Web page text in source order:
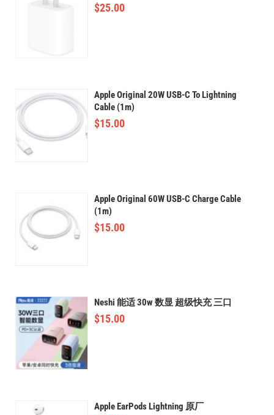
$25.00
Apple Original 20W USB-C To Lightning
Cable (1m)
$15.00
Apple Original 60W USB-C Charge Cable
(1m)
$15.00
Neshi 能适 30w 数显 超级快充 三口
$15.00
Apple EarPods Lightning 原厂